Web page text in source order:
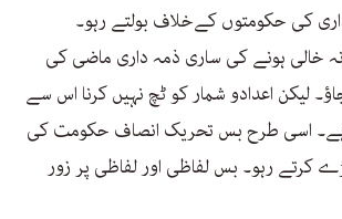
کی حکومتوں کےخلاف بولتے رہو۔
خالی ہونے کی ساری ذمہ داری ماضی کی
لیکن اعدادو شمار کو ٹچ نہیں کرنا اس سے
ہے۔ اسی طرح بس تحریک انصاف حکومت کی
کرتے رہو۔ بس لفاظی اور لفاظی پر زور